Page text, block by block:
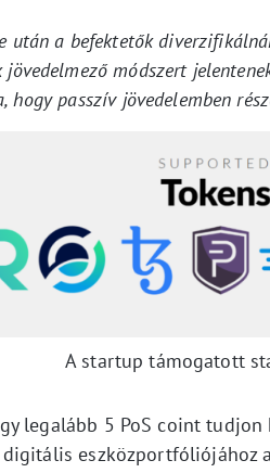
után a befektetők
jövedelmező módszert
passzív jövedelemben
A startup támogatott
legalább 5 PoS coint
eszközportfóliójához